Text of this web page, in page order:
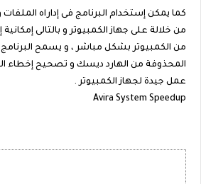
كما يمكن إستخدام البرنامج فى إداراه الملفات
من خلالة على جهاز الكمبيوتر و بالتالى إمكانية
من الكمبيوتر بشكل مباشر ، و يسمح البرنامج
المحذوفة من الهارد ديسك و تصحيح إخطاء
عمل جيدة لجهاز الكمبيوتر .
Avira System Speedup